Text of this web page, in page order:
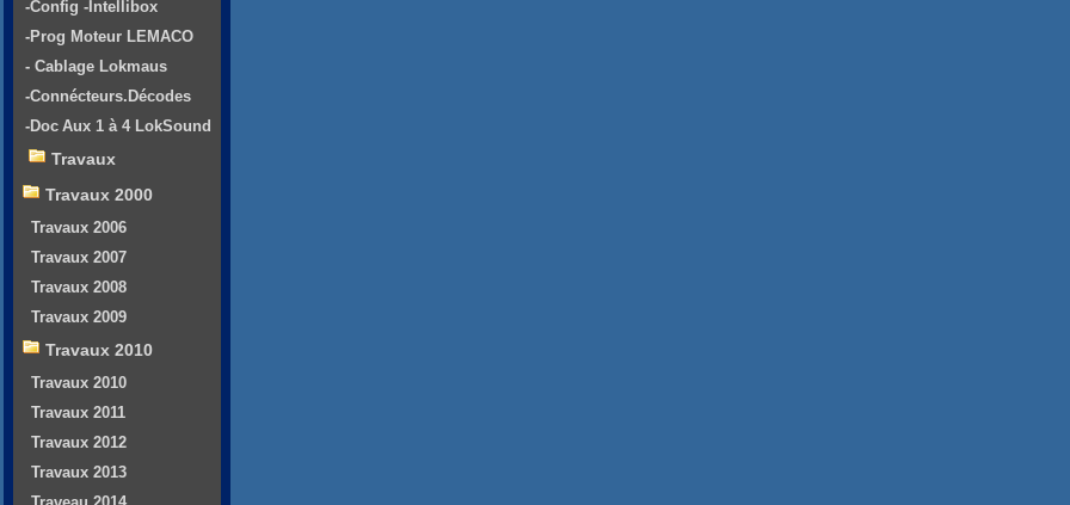
-Config -Intellibox
-Prog Moteur LEMACO
- Cablage Lokmaus
-Connécteurs.Décodes
-Doc Aux 1 à 4 LokSound
Travaux
Travaux 2000
Travaux 2006
Travaux 2007
Travaux 2008
Travaux 2009
Travaux 2010
Travaux 2010
Travaux 2011
Travaux 2012
Travaux 2013